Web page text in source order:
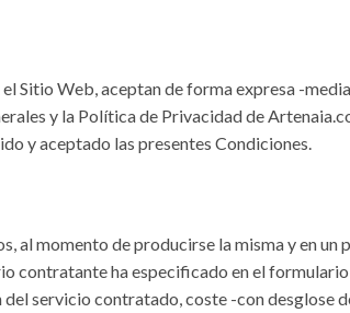
Sitio Web, aceptan de forma expresa -
y la Política de Privacidad de
y aceptado las presentes Condiciones.
al momento de producirse la misma y en
contratante ha especificado en el
servicio contratado, coste -con desglose